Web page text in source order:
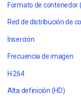
Formato de contenedor
Red de distribución de
Inserción
Frecuencia de imagen
H.264
Alta definición (HD)